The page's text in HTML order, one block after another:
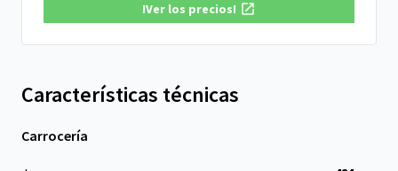
!Ver los precios!
Características técnicas
Carrocería